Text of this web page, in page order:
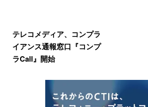
テレコメディア、コンプラ
イアンス通報窓口『コンプ
ラCall』開始